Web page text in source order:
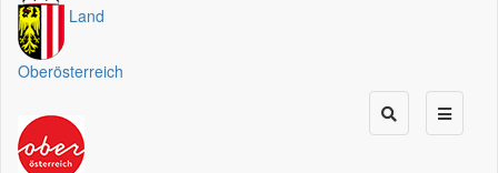
Land
Oberösterreich